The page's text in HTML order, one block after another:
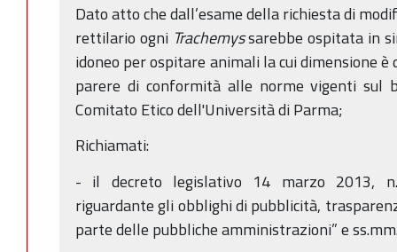
Dato atto che dall’esame della richiesta di
rettilario ogni Trachemyssarebbe ospitata in
idoneo per ospitare animali la cui dimensione
parere di conformità alle norme vigenti sul
Comitato Etico dell'Università di Parma;
Richiamati:
- il decreto legislativo 14 marzo 2013,
riguardante gli obblighi di pubblicità,
parte delle pubbliche amministrazioni” e